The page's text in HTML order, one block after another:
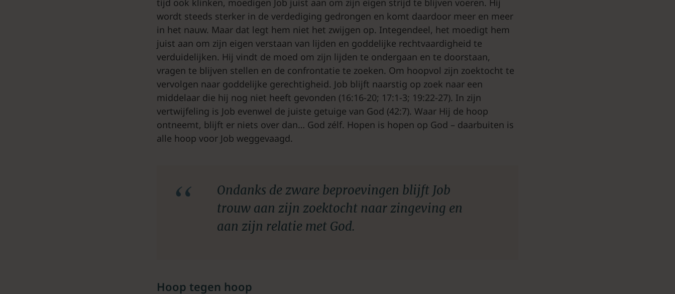
wordt steeds sterker in de verdediging gedrongen en komt daardoor meer en meer
in het nauw. Maar dat legt hem niet het zwijgen op. Integendeel, het moedigt hem
juist aan om zijn eigen verstaan van lijden en goddelijke rechtvaardigheid te
verduidelijken. Hij vindt de moed om zijn lijden te ondergaan en te doorstaan,
vragen te blijven stellen en de confrontatie te zoeken. Om hoopvol zijn zoektocht te
vervolgen naar goddelijke gerechtigheid. Job blijft naarstig op zoek naar een
middelaar die hij nog niet heeft gevonden (16:16-20; 17:1-3; 19:22-27). In zijn
vertwijfeling is Job evenwel de juiste getuige van God (42:7). Waar Hij de hoop
ontneemt, blijft er niets over dan… God zélf. Hopen is hopen op God – daarbuiten is
alle hoop voor Job weggevaagd.
Ondanks de zware beproevingen blijft Job
trouw aan zijn zoektocht naar zingeving en
aan zijn relatie met God.
Hoop tegen hoop